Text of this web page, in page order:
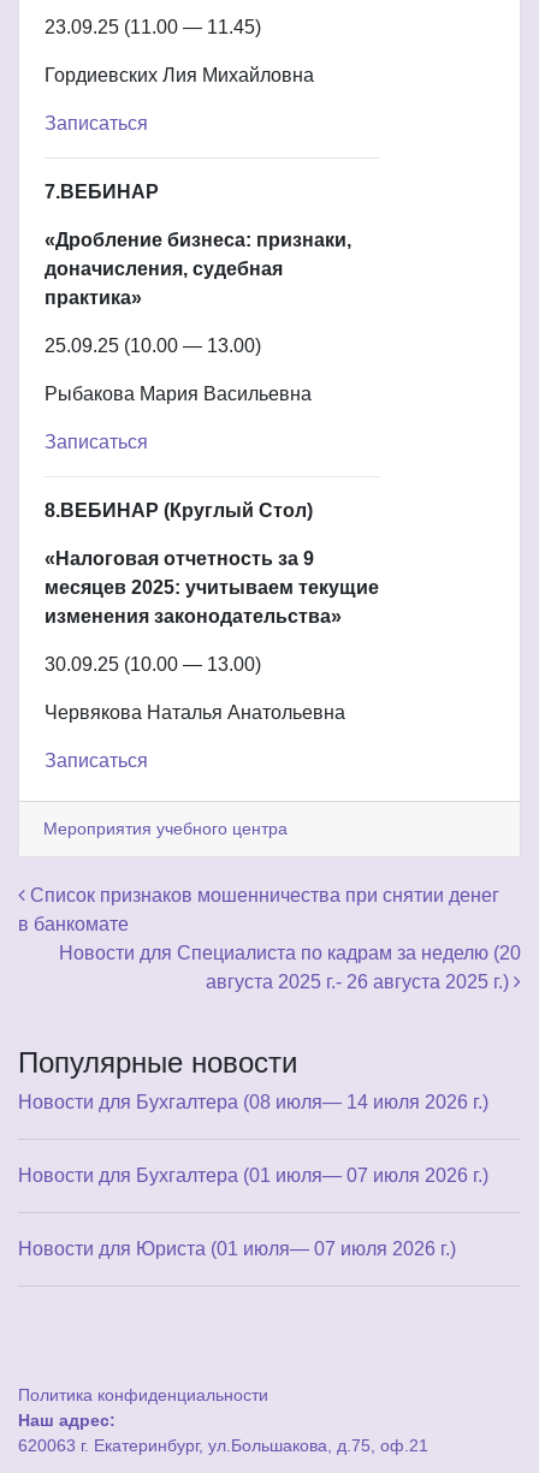
23.09.25 (11.00 — 11.45)
Гордиевских Лия Михайловна
Записаться
7.ВЕБИНАР
«Дробление бизнеса: признаки,
доначисления, судебная
практика»
25.09.25 (10.00 — 13.00)
Рыбакова Мария Васильевна
Записаться
8.ВЕБИНАР (Круглый Стол)
«Налоговая отчетность за 9
месяцев 2025: учитываем текущие
изменения законодательства»
30.09.25 (10.00 — 13.00)
Червякова Наталья Анатольевна
Записаться
Мероприятия учебного центра
Навигация по записям
Список признаков мошенничества при снятии денег
в банкомате
Новости для Специалиста по кадрам за неделю (20
августа 2025 г.- 26 августа 2025 г.)
Популярные новости
Новости для Бухгалтера (08 июля— 14 июля 2026 г.)
Новости для Бухгалтера (01 июля— 07 июля 2026 г.)
Новости для Юриста (01 июля— 07 июля 2026 г.)
Политика конфиденциальности
Наш адрес:
620063 г. Екатеринбург, ул.Большакова, д.75, оф.21